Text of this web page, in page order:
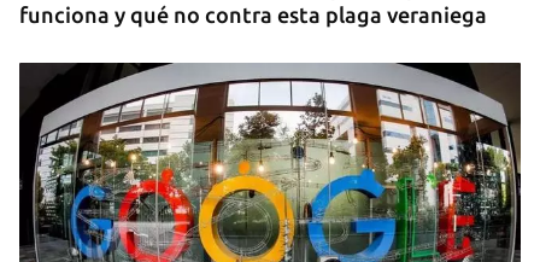
funciona y qué no contra esta plaga veraniega